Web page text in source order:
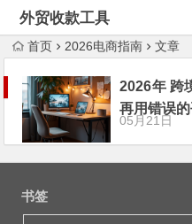
外贸收款工具
首页 2026电商指南 文章
2026年 跨
再用错误
05月21日
书签